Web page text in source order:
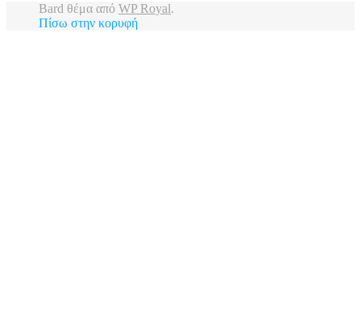
Bard θέμα από WP Royal.
Πίσω στην κορυφή